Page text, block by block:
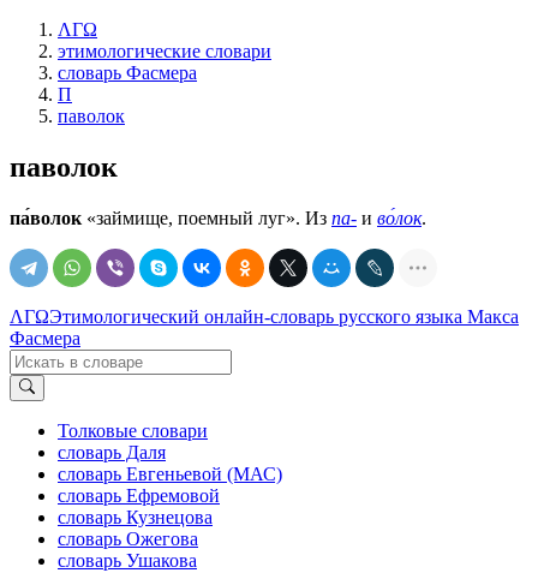
ΛΓΩ
этимологические словари
словарь Фасмера
П
паволок
паволок
па́волок «займище, поемный луг». Из па- и во́лок.
ΛΓΩЭтимологический онлайн-словарь русского языка Макса
Фасмера
Толковые словари
словарь Даля
словарь Евгеньевой (МАС)
словарь Ефремовой
словарь Кузнецова
словарь Ожегова
словарь Ушакова